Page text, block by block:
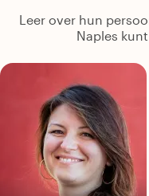
Leer over hun
Naples